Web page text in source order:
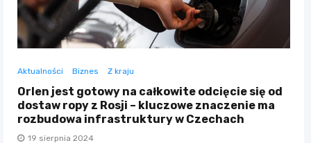
Aktualności Biznes Z kraju
Orlen jest gotowy na całkowite odcięcie się od
dostaw ropy z Rosji – kluczowe znaczenie ma
rozbudowa infrastruktury w Czechach
19 sierpnia 2024